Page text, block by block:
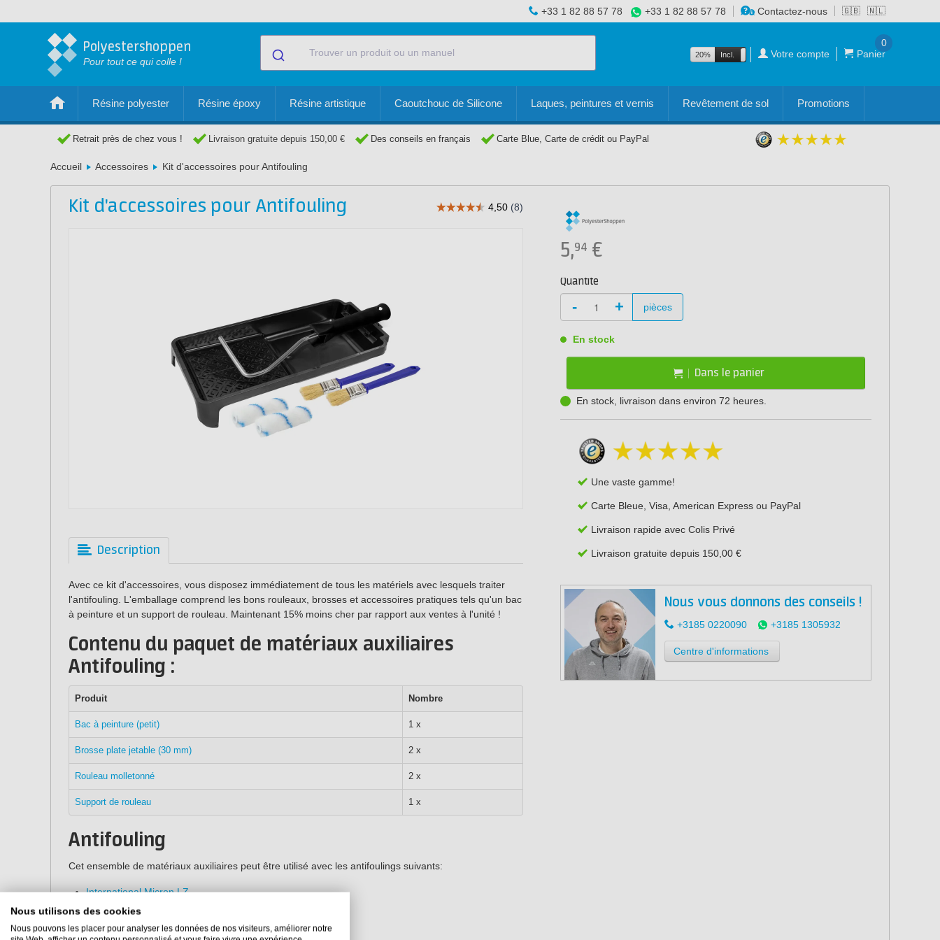
🇬🇧 🇳🇱
+33 1 82 88 57 78 +33 1 82 88 57 78 Contactez-nous
Polyestershoppen
Pour tout ce qui colle !
20% Incl. Excl. Votre compte Panier
0
Résine polyester Résine époxy Résine artistique Caoutchouc de Silicone Laques, peintures et vernis Revêtement de sol Promotions
Retrait près de chez vous ! Livraison gratuite depuis 150,00 € Des conseils en français Carte Blue, Carte de crédit ou PayPal
Accueil Accessoires Kit d'accessoires pour Antifouling
Kit d'accessoires pour Antifouling
Description
Avec ce kit d'accessoires, vous disposez immédiatement de tous les matériels avec lesquels traiter
l'antifouling. L'emballage comprend les bons rouleaux, brosses et accessoires pratiques tels qu'un bac
à peinture et un support de rouleau. Maintenant 15% moins cher par rapport aux ventes à l'unité !
Contenu du paquet de matériaux auxiliaires
Antifouling :
Produit Nombre
Bac à peinture (petit) 1 x
Brosse plate jetable (30 mm) 2 x
Rouleau molletonné 2 x
Support de rouleau 1 x
Antifouling
Cet ensemble de matériaux auxiliaires peut être utilisé avec les antifoulings suivants:
International Micron LZ
International Cruiser One
International Interspeed Extra
5,94 €
Quantité
- + pièces
En stock
Dans le panier
En stock, livraison dans environ 72 heures.
Une vaste gamme!
Carte Bleue, Visa, American Express ou PayPal
Livraison rapide avec Colis Privé
Livraison gratuite depuis 150,00 €
Nous vous donnons des conseils !
+3185 0220090 +3185 1305932
Centre d'informations
Nous utilisons des cookies
Nous pouvons les placer pour analyser les données de nos visiteurs, améliorer notre